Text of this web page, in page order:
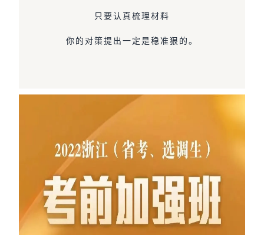
只要认真梳理材料
你的对策提出一定是稳准狠的。